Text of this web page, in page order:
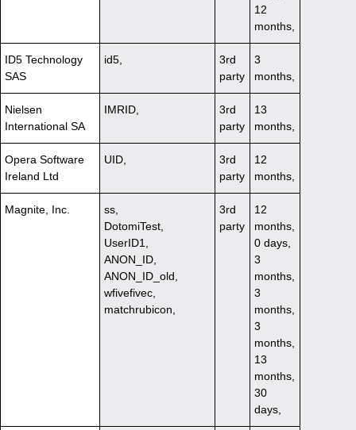
12
months,
ID5 Technology
SAS
id5,
3rd
party
3
months,
Nielsen
International SA
IMRID,
3rd
party
13
months,
Opera Software
Ireland Ltd
UID,
3rd
party
12
months,
Magnite, Inc.
ss,
DotomiTest,
UserID1,
ANON_ID,
ANON_ID_old,
wfivefivec,
matchrubicon,
3rd
party
12
months,
0 days,
3
months,
3
months,
3
months,
13
months,
30
days,